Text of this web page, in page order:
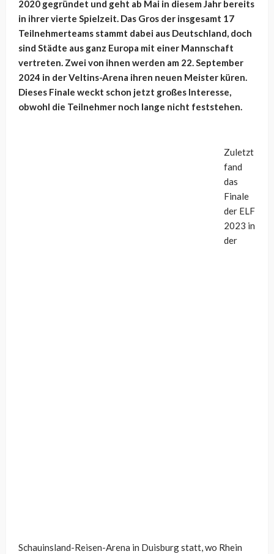
2020 gegründet und geht ab Mai in diesem Jahr bereits
in ihrer vierte Spielzeit. Das Gros der insgesamt 17
Teilnehmerteams stammt dabei aus Deutschland, doch
sind Städte aus ganz Europa mit einer Mannschaft
vertreten. Zwei von ihnen werden am 22. September
2024 in der Veltins-Arena ihren neuen Meister küren.
Dieses Finale weckt schon jetzt großes Interesse,
obwohl die Teilnehmer noch lange nicht feststehen.
Zuletzt
fand
das
Finale
der ELF
2023 in
der
Schauinsland-Reisen-Arena in Duisburg statt, wo Rhein